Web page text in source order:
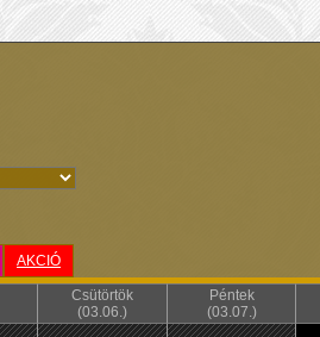
AKCIÓ
Csütörtök
(03.06.)
Péntek
(03.07.)